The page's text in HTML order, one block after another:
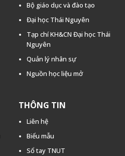
Bộ giáo dục và đào tạo
Đại học Thái Nguyên
Tạp chí KH&CN Đại học Thái
Nguyên
Quản lý nhân sự
Nguồn học liệu mở
THÔNG TIN
Liên hệ
Biểu mẫu
Sổ tay TNUT